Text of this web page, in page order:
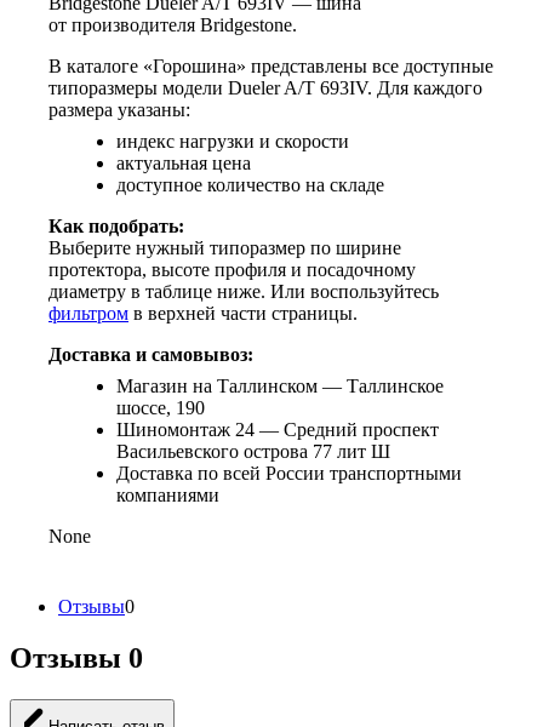
от производителя Bridgestone.
В каталоге «Горошина» представлены все доступные
типоразмеры модели Dueler A/T 693IV. Для каждого
размера указаны:
индекс нагрузки и скорости
актуальная цена
доступное количество на складе
Как подобрать:
Выберите нужный типоразмер по ширине
протектора, высоте профиля и посадочному
диаметру в таблице ниже. Или воспользуйтесь
фильтром в верхней части страницы.
Доставка и самовывоз:
Магазин на Таллинском — Таллинское
шоссе, 190
Шиномонтаж 24 — Средний проспект
Васильевского острова 77 лит Ш
Доставка по всей России транспортными
компаниями
None
Отзывы0
Отзывы 0